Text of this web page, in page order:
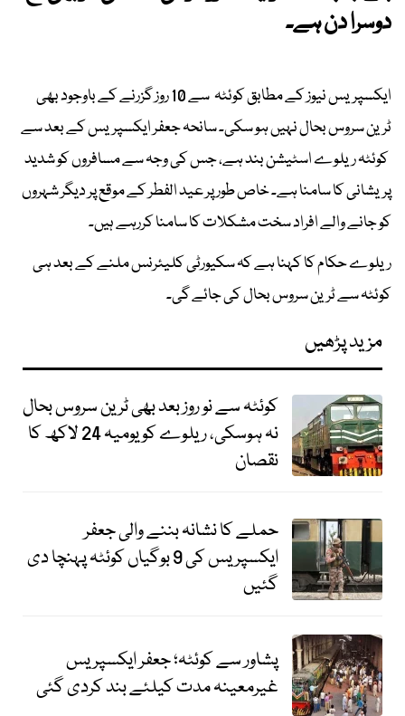
دوسرا دن ہے۔
ایکسپریس نیوز کے مطابق کوئٹہ سے 10 روز گزرنے کے باوجود بھی
ٹرین سروس بحال نہیں ہو سکی۔ سانحہ جعفر ایکسپریس کے بعد سے
کوئٹہ ریلوے اسٹیشن بند ہے، جس کی وجہ سے مسافروں کو شدید
پریشانی کا سامنا ہے۔ خاص طور پر عید الفطر کے موقع پر دیگر شہروں
کو جانے والے افراد سخت مشکلات کا سامنا کررہے ہیں۔
ریلوے حکام کا کہنا ہے کہ سکیورٹی کلیئرنس ملنے کے بعد ہی
کوئٹہ سے ٹرین سروس بحال کی جائے گی۔
مزید پڑھیں
کوئٹہ سے نو روز بعد بھی ٹرین سروس بحال
نہ ہوسکی، ریلوے کو یومیہ 24 لاکھ کا
نقصان
حملے کا نشانہ بننے والی جعفر
ایکسپریس کی 9 بوگیاں کوئٹہ پہنچا دی
گئیں
پشاور سے کوئٹہ؛ جعفر ایکسپریس
غیرمعینہ مدت کیلئے بند کردی گئی